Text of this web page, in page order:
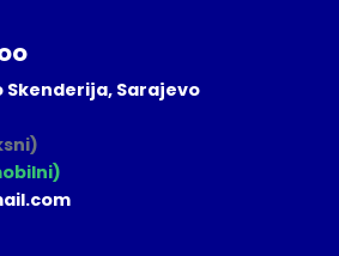
Skenderija, Sarajevo